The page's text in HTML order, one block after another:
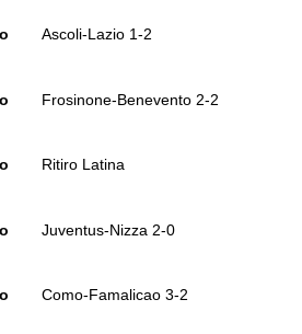
Ascoli-Lazio 1-2
Frosinone-Benevento 2-2
Ritiro Latina
Juventus-Nizza 2-0
Como-Famalicao 3-2